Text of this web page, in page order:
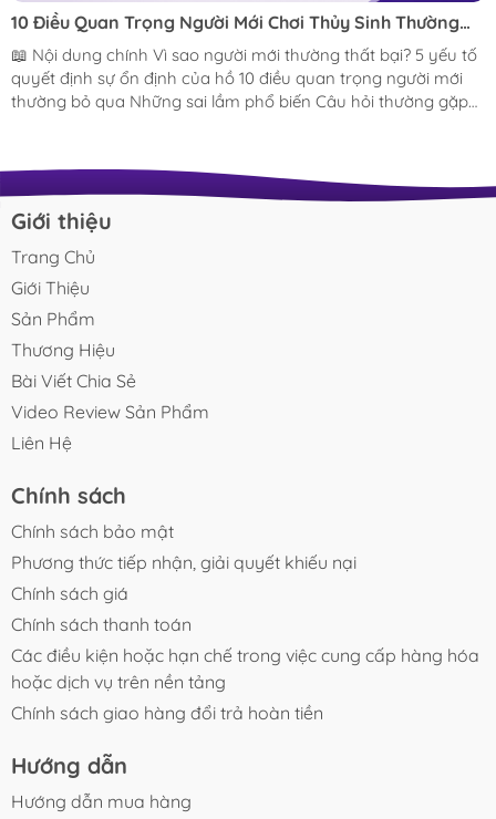
10 Điều Quan Trọng Người Mới Chơi Thủy Sinh Thường
Bỏ Qua (90% Ai Mới Chơi Cũng Từng Mắc Phải)
📖 Nội dung chính Vì sao người mới thường thất bại? 5 yếu tố
quyết định sự ổn định của hồ 10 điều quan trọng người mới
thường bỏ qua Những sai lầm phổ biến Câu hỏi thường gặp
tháng Bước chân vào thế giới thủy sinh, hầu hết chúng ta đều
bắt đầu với một viễn cảnh vô cùng thơ mộng: một chiếc bể
kính trong trẻo đặt ở góc phòng, thảm cỏ xanh mướt như
thảo nguyên thu nhỏ, dòng nước luân chuyển nhẹ...
Giới thiệu
Trang Chủ
Giới Thiệu
Sản Phẩm
Thương Hiệu
Bài Viết Chia Sẻ
Video Review Sản Phẩm
Liên Hệ
Chính sách
Chính sách bảo mật
Phương thức tiếp nhận, giải quyết khiếu nại
Chính sách giá
Chính sách thanh toán
Các điều kiện hoặc hạn chế trong việc cung cấp hàng hóa
hoặc dịch vụ trên nền tảng
Chính sách giao hàng đổi trả hoàn tiền
Hướng dẫn
Hướng dẫn mua hàng